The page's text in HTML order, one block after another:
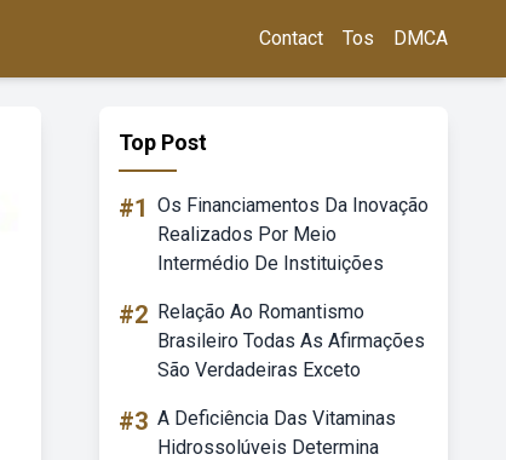
Contact Tos DMCA
Top Post
#1 Os Financiamentos Da Inovação
Realizados Por Meio
Intermédio De Instituições
#2 Relação Ao Romantismo
Brasileiro Todas As Afirmações
São Verdadeiras Exceto
#3 A Deficiência Das Vitaminas
Hidrossolúveis Determina